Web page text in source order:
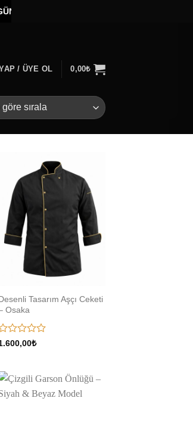
•
/ ÜYE OL 0,00₺
Add to
wishlist
Tasarım Aşçı Ceketi
Osaka
₺